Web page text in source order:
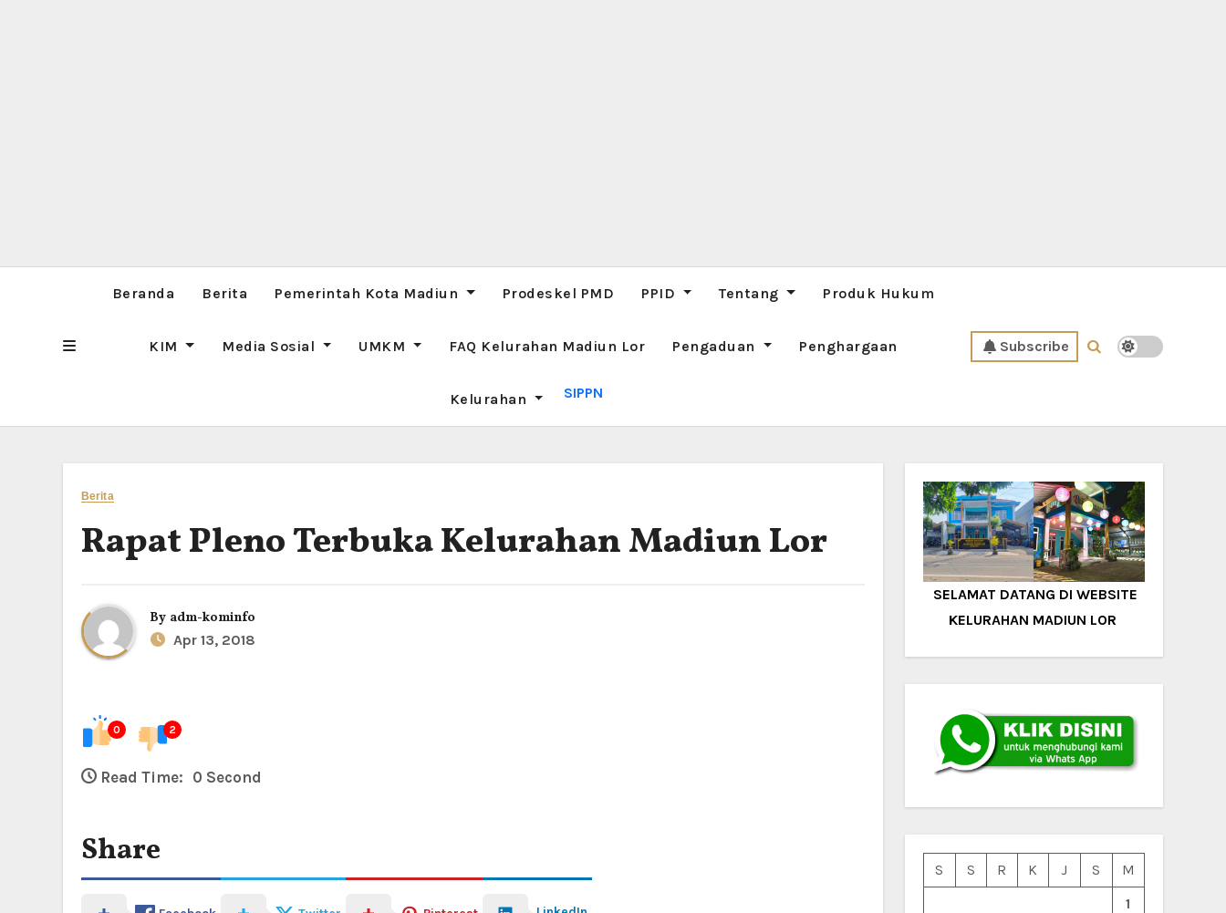
Beranda Berita Pemerintah Kota Madiun Prodeskel PMD PPID Tentang Produk Hukum
KIM Media Sosial UMKM FAQ Kelurahan Madiun Lor Pengaduan Penghargaan
Kelurahan SIPPN
Subscribe
Berita
Rapat Pleno Terbuka Kelurahan Madiun Lor
By adm-kominfo
Apr 13, 2018
0 2
Read Time: 0 Second
Share
SELAMAT DATANG DI WEBSITE
KELURAHAN MADIUN LOR
S S R K J S
M
1